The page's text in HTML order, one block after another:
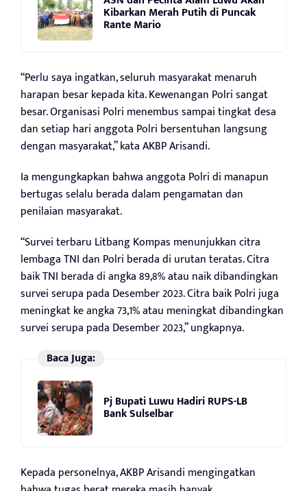
Kibarkan Merah Putih di Puncak
Rante Mario
“Perlu saya ingatkan, seluruh masyarakat menaruh
harapan besar kepada kita. Kewenangan Polri sangat
besar. Organisasi Polri menembus sampai tingkat desa
dan setiap hari anggota Polri bersentuhan langsung
dengan masyarakat,” kata AKBP Arisandi.
Ia mengungkapkan bahwa anggota Polri di manapun
bertugas selalu berada dalam pengamatan dan
penilaian masyarakat.
“Survei terbaru Litbang Kompas menunjukkan citra
lembaga TNI dan Polri berada di urutan teratas. Citra
baik TNI berada di angka 89,8% atau naik dibandingkan
survei serupa pada Desember 2023. Citra baik Polri juga
meningkat ke angka 73,1% atau meningkat dibandingkan
survei serupa pada Desember 2023,” ungkapnya.
Baca Juga:
Pj Bupati Luwu Hadiri RUPS-LB
Bank Sulselbar
Kepada personelnya, AKBP Arisandi mengingatkan